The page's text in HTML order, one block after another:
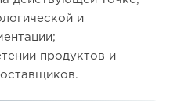
и
продуктов и